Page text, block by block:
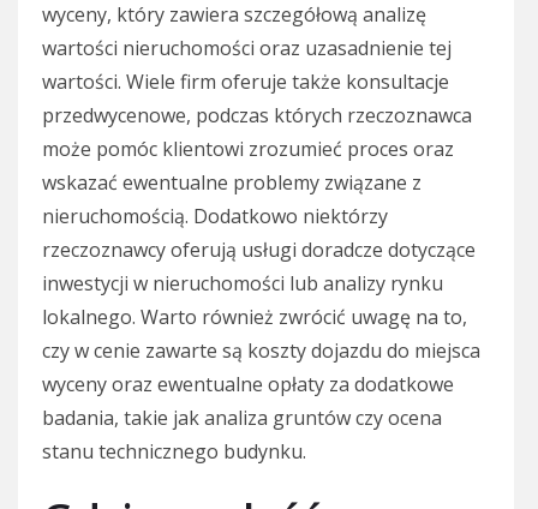
wyceny, który zawiera szczegółową analizę
wartości nieruchomości oraz uzasadnienie tej
wartości. Wiele firm oferuje także konsultacje
przedwycenowe, podczas których rzeczoznawca
może pomóc klientowi zrozumieć proces oraz
wskazać ewentualne problemy związane z
nieruchomością. Dodatkowo niektórzy
rzeczoznawcy oferują usługi doradcze dotyczące
inwestycji w nieruchomości lub analizy rynku
lokalnego. Warto również zwrócić uwagę na to,
czy w cenie zawarte są koszty dojazdu do miejsca
wyceny oraz ewentualne opłaty za dodatkowe
badania, takie jak analiza gruntów czy ocena
stanu technicznego budynku.